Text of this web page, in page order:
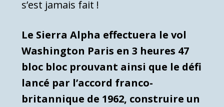
s’est jamais fait !
Le Sierra Alpha effectuera le vol
Washington Paris en 3 heures 47
bloc bloc prouvant ainsi que le défi
lancé par l’accord franco-
britannique de 1962, construire un